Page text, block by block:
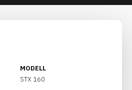
MODELL
STX 160